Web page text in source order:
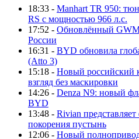
18:33 - Manhart TR 950:
RS с мощностью 966 л.с.
17:52 - Обновлённый
России
16:31 - BYD обновила
(Atto 3)
15:18 - Новый российский
взгляд без маскировки
14:26 - Denza N9: новый
BYD
13:48 - Rivian
покорения пустынь
12:06 - Новый